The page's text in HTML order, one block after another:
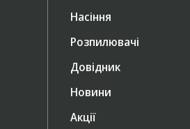
Насіння
Розпилювачі
Довідник
Новини
Акції